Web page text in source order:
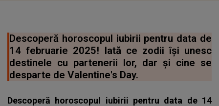
Descoperă horoscopul iubirii pentru data de
14 februarie 2025! Iată ce zodii își unesc
destinele cu partenerii lor, dar și cine se
desparte de Valentine's Day.
Descoperă horoscopul iubirii pentru data de 14